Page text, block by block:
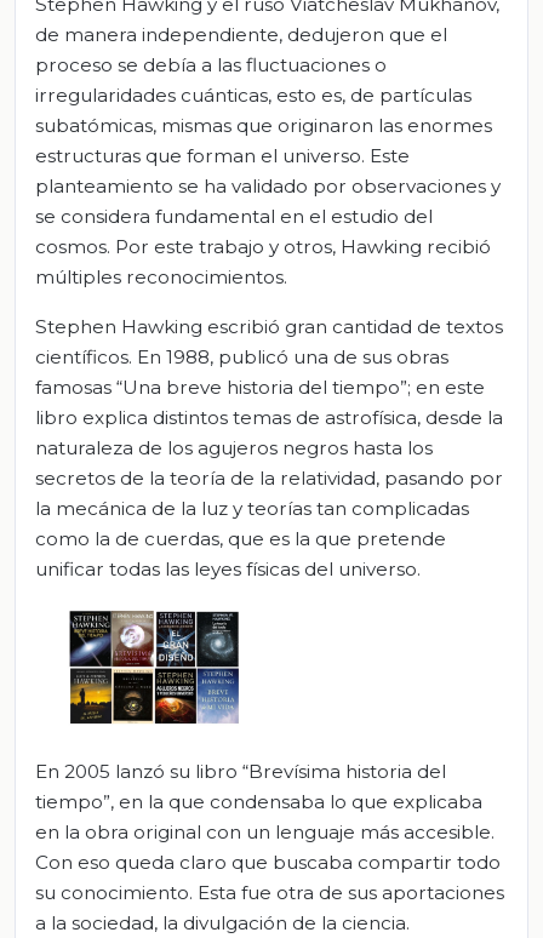
de manera independiente, dedujeron que el
proceso se debía a las fluctuaciones o
irregularidades cuánticas, esto es, de partículas
subatómicas, mismas que originaron las enormes
estructuras que forman el universo. Este
planteamiento se ha validado por observaciones y
se considera fundamental en el estudio del
cosmos. Por este trabajo y otros, Hawking recibió
múltiples reconocimientos.
Stephen Hawking escribió gran cantidad de textos
científicos. En 1988, publicó una de sus obras
famosas “Una breve historia del tiempo”; en este
libro explica distintos temas de astrofísica, desde la
naturaleza de los agujeros negros hasta los
secretos de la teoría de la relatividad, pasando por
la mecánica de la luz y teorías tan complicadas
como la de cuerdas, que es la que pretende
unificar todas las leyes físicas del universo.
En 2005 lanzó su libro “Brevísima historia del
tiempo”, en la que condensaba lo que explicaba
en la obra original con un lenguaje más accesible.
Con eso queda claro que buscaba compartir todo
su conocimiento. Esta fue otra de sus aportaciones
a la sociedad, la divulgación de la ciencia.